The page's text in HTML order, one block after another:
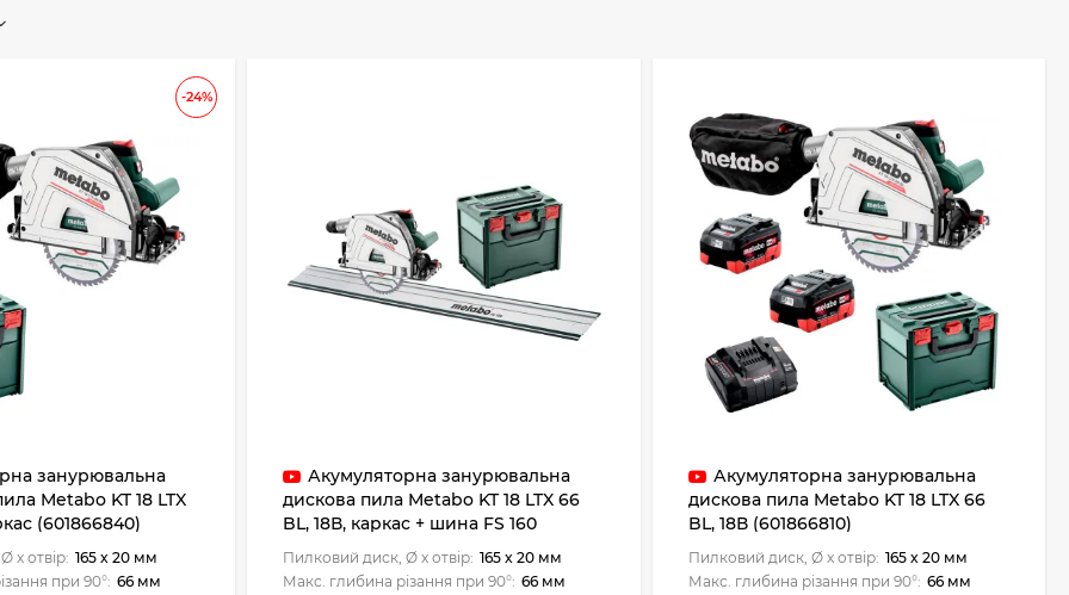
-24%
занурювальна
Metabo KT 18 LTX
(601866840)
x отвір: 165 x 20 мм
при 90°: 66 мм
Акумуляторна занурювальна
дискова пила Metabo KT 18 LTX 66
BL, 18В, каркас + шина FS 160
(691172840)
Пилковий диск, Ø x отвір: 165 x 20 мм
Макс. глибина різання при 90°: 66 мм
Акумуляторна занурювальна
дискова пила Metabo KT 18 LTX 66
BL, 18В (601866810)
Пилковий диск, Ø x отвір: 165 x 20 мм
Макс. глибина різання при 90°: 66 мм